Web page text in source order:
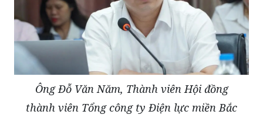
Ông Đỗ Văn Năm, Thành viên Hội đồng
thành viên Tổng công ty Điện lực miền Bắc